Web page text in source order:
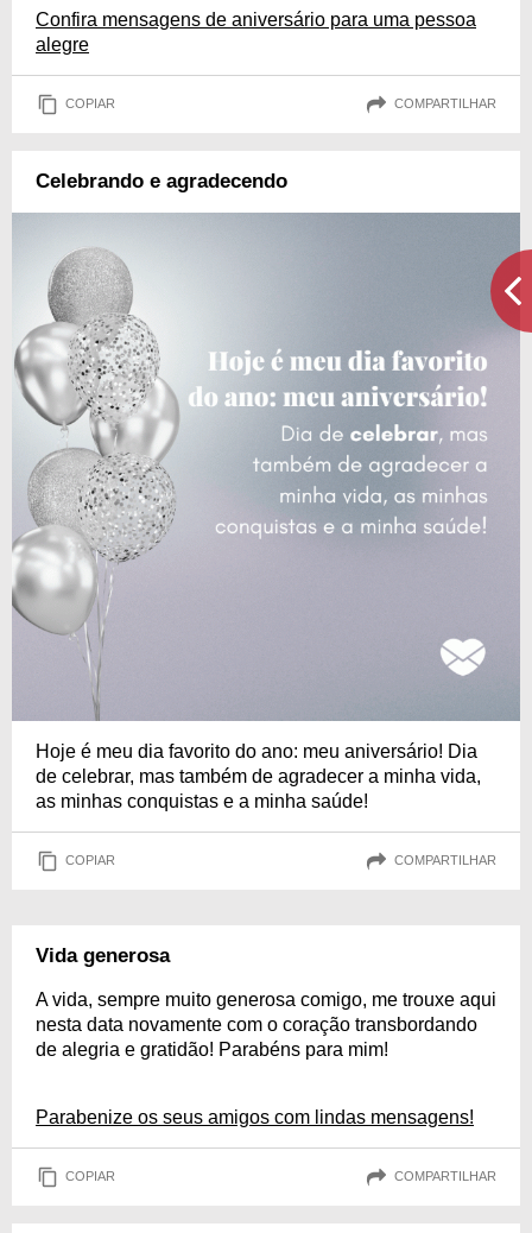
Confira mensagens de aniversário para uma pessoa
alegre
COPIAR COMPARTILHAR
Celebrando e agradecendo
Hoje é meu dia favorito do ano: meu aniversário! Dia
de celebrar, mas também de agradecer a minha vida,
as minhas conquistas e a minha saúde!
COPIAR COMPARTILHAR
Vida generosa
A vida, sempre muito generosa comigo, me trouxe aqui
nesta data novamente com o coração transbordando
de alegria e gratidão! Parabéns para mim!
Parabenize os seus amigos com lindas mensagens!
COPIAR COMPARTILHAR